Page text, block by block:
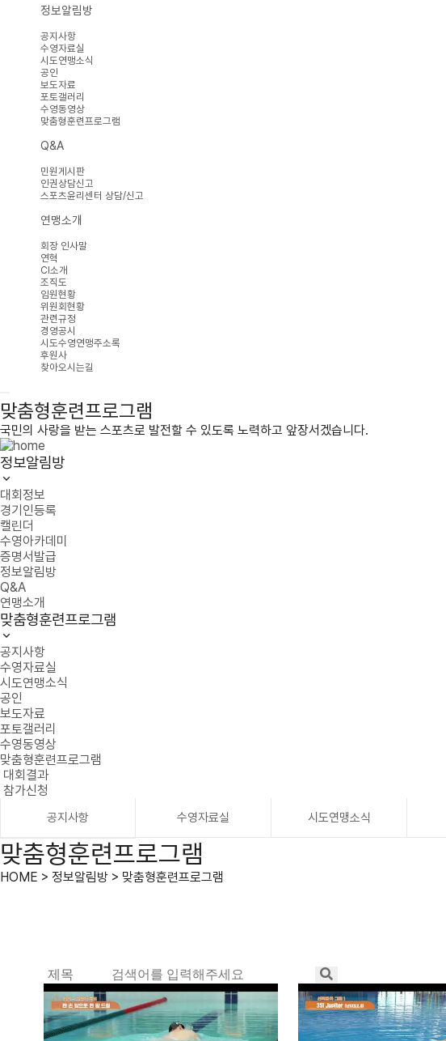
정보알림방
공지사항
수영자료실
시도연맹소식
공인
보도자료
포토갤러리
수영동영상
맞춤형훈련프로그램
Q&A
민원게시판
인권상담신고
스포츠윤리센터 상담/신고
연맹소개
회장 인사말
연혁
CI소개
조직도
임원현황
위원회현황
관련규정
경영공시
시도수영연맹주소록
후원사
찾아오시는길
맞춤형훈련프로그램
국민의 사랑을 받는 스포츠로 발전할 수 있도록 노력하고 앞장서겠습니다.
정보알림방
대회정보
경기인등록
캘린더
수영아카데미
증명서발급
정보알림방
Q&A
연맹소개
맞춤형훈련프로그램
공지사항
수영자료실
시도연맹소식
공인
보도자료
포토갤러리
수영동영상
맞춤형훈련프로그램
대회결과
참가신청
공지사항 수영자료실 시도연맹소식
맞춤형훈련프로그램
HOME > 정보알림방 > 맞춤형훈련프로그램